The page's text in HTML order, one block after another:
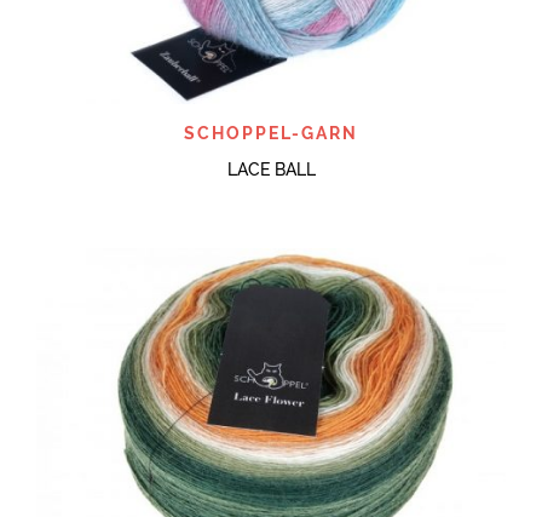
SCHOPPEL-GARN
LACE BALL